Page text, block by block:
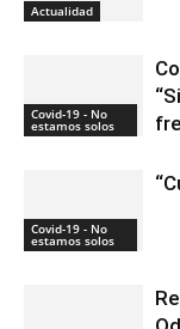
Actualidad
Covid-19 - No
estamos solos
Covid-19 - No
estamos solos